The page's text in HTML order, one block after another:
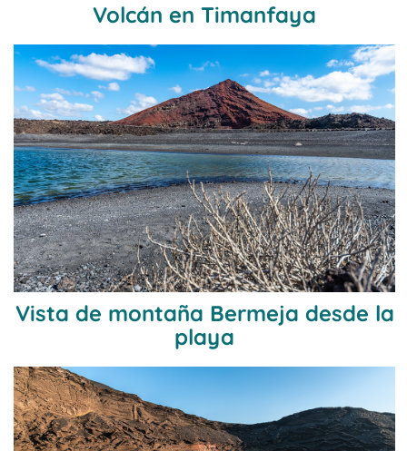
Volcán en Timanfaya
Vista de montaña Bermeja desde la
playa